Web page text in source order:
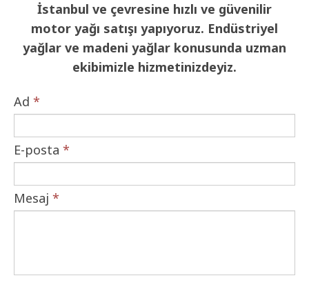
İstanbul ve çevresine hızlı ve güvenilir
motor yağı satışı yapıyoruz. Endüstriyel
yağlar ve madeni yağlar konusunda uzman
ekibimizle hizmetinizdeyiz.
Ad *
E-posta *
Mesaj *